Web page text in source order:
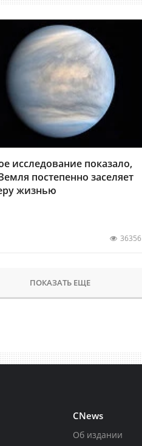
исследование показало,
постепенно заселяет
жизнью
36356
ПОКАЗАТЬ ЕЩЕ
CNews
Об издании